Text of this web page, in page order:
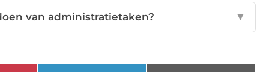
van administratietaken? ▼